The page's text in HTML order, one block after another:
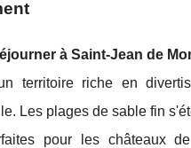
à Saint-Jean de
territoire riche en
Les plages de sable fin
pour les châteaux